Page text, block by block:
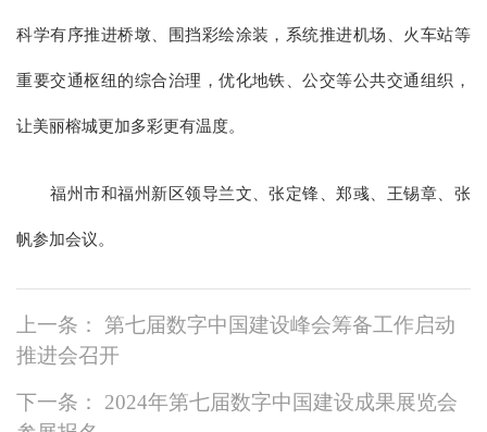
科学有序推进桥墩、围挡彩绘涂装，系统推进机场、火车站等
重要交通枢纽的综合治理，优化地铁、公交等公共交通组织，
让美丽榕城更加多彩更有温度。
福州市和福州新区领导兰文、张定锋、郑彧、王锡章、张
帆参加会议。
上一条： 第七届数字中国建设峰会筹备工作启动
推进会召开
下一条： 2024年第七届数字中国建设成果展览会